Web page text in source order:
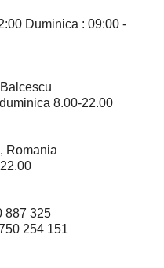
Duminica : 09:00 -
8.00-22.00
Romania
887 325
254 151